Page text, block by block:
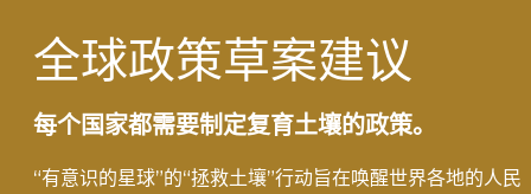
全球政策草案建议
每个国家都需要制定复育土壤的政策。
“有意识的星球”的“拯救土壤”行动旨在唤醒世界各地的人民